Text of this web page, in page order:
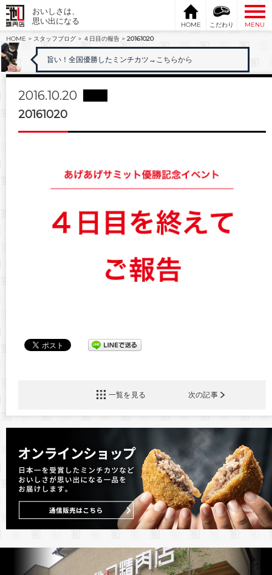
おいしさは、
思い出になる
HOME こだわり
MENU
HOME > スタッフブログ > ４日目の報告 > 20161020
旨い！全国優勝したミンチカツ →こちらから
2016.10.20
20161020
一覧を見る 次の記事